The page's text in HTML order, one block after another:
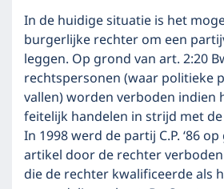
In de huidige situatie is het
burgerlijke rechter om een
leggen. Op grond van art. 2:20
rechtspersonen (waar politieke
vallen) worden verboden indien
feitelijk handelen in strijd met
In 1998 werd de partij C.P. ‘86
artikel door de rechter
die de rechter kwalificeerde als